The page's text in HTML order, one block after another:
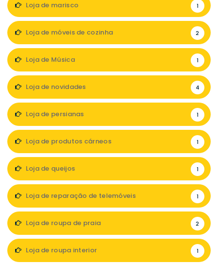
Loja de marisco 1
Loja de móveis de cozinha 2
Loja de Música 1
Loja de novidades 4
Loja de persianas 1
Loja de produtos cárneos 1
Loja de queijos 1
Loja de reparação de telemóveis 1
Loja de roupa de praia 2
Loja de roupa interior 1